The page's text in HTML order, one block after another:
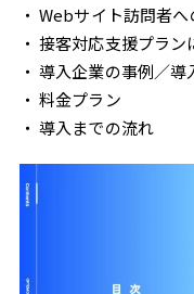
Webサイト訪問者
接客対応支援プラン
導入企業の事例／導
料金プラン
導入までの流れ